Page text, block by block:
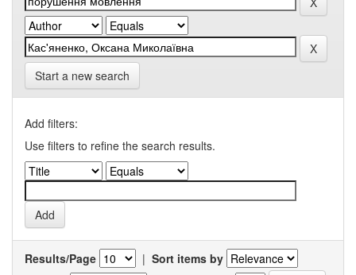
Start a new search
Add filters:
Use filters to refine the search results.
Results/Page | Sort items by